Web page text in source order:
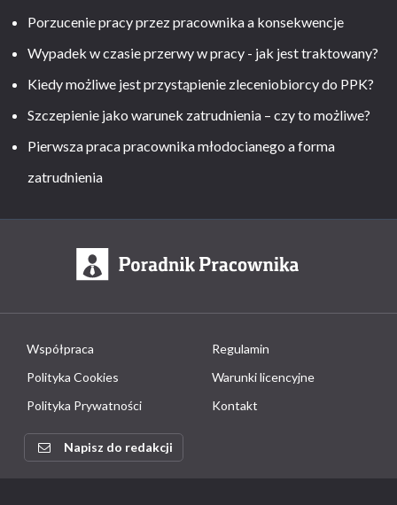
Porzucenie pracy przez pracownika a konsekwencje
Wypadek w czasie przerwy w pracy - jak jest traktowany?
Kiedy możliwe jest przystąpienie zleceniobiorcy do PPK?
Szczepienie jako warunek zatrudnienia – czy to możliwe?
Pierwsza praca pracownika młodocianego a forma
zatrudnienia
Współpraca
Regulamin
Polityka Cookies
Warunki licencyjne
Polityka Prywatności
Kontakt
Napisz do redakcji